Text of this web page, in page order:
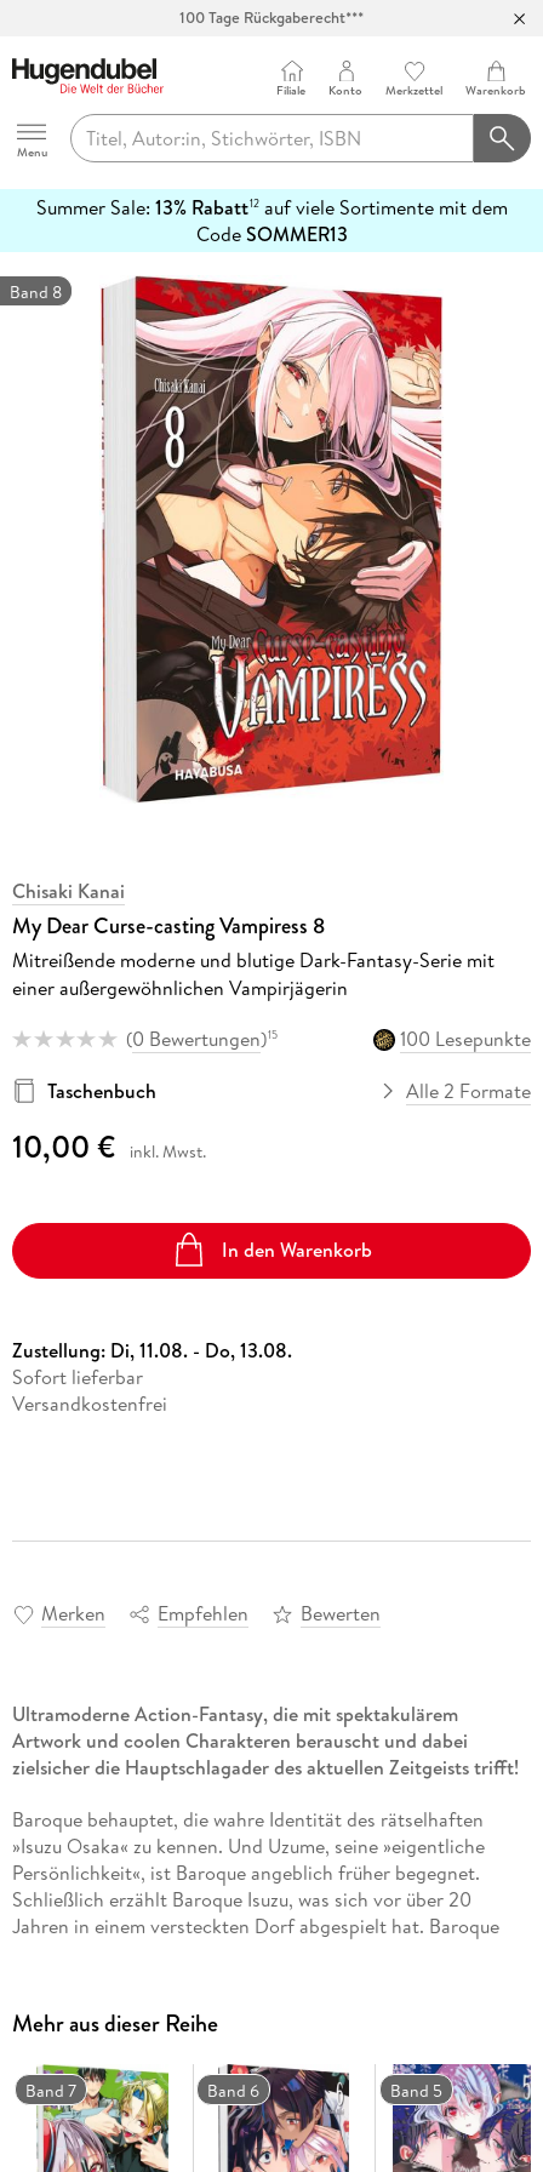
100 Tage Rückgaberecht***
Hugendubel
Menu
Filiale Konto Merkzettel Warenkorb
Summer Sale: 13% Rabatt12auf viele Sortimente mit dem
CodeSOMMER13
erfahren
Band 8
Chisaki Kanai
My Dear Curse-casting Vampiress 8
Mitreißende moderne und blutige Dark-Fantasy-Serie mit
einer außergewöhnlichen Vampirjägerin
(0 Bewertungen)15
100 Lesepunkte
Taschenbuch
Alle 2 Formate
10,00 € inkl. Mwst.
In den Warenkorb
Zustellung: Di, 11.08. - Do, 13.08.
Sofort lieferbar
Versandkostenfrei
Merken Empfehlen Bewerten
Ultramoderne Action-Fantasy, die mit spektakulärem
Artwork und coolen Charakteren berauscht und dabei
zielsicher die Hauptschlagader des aktuellen Zeitgeists trifft!
Baroque behauptet, die wahre Identität des rätselhaften
»Isuzu Osaka« zu kennen. Und Uzume, seine »eigentliche
Persönlichkeit«, ist Baroque angeblich früher begegnet.
Schließlich erzählt Baroque Isuzu, was sich vor über 20
Jahren in einem versteckten Dorf abgespielt hat. Baroque
endlich enthüllt. . . !
Rasante Vampir-Action aus Japan voller Spannung und
Gänsehautmomenten
Für Fans von TEACH ME HOW TO KILL YOU
Mehr aus dieser Reihe
Band 7 Band 6 Band 5